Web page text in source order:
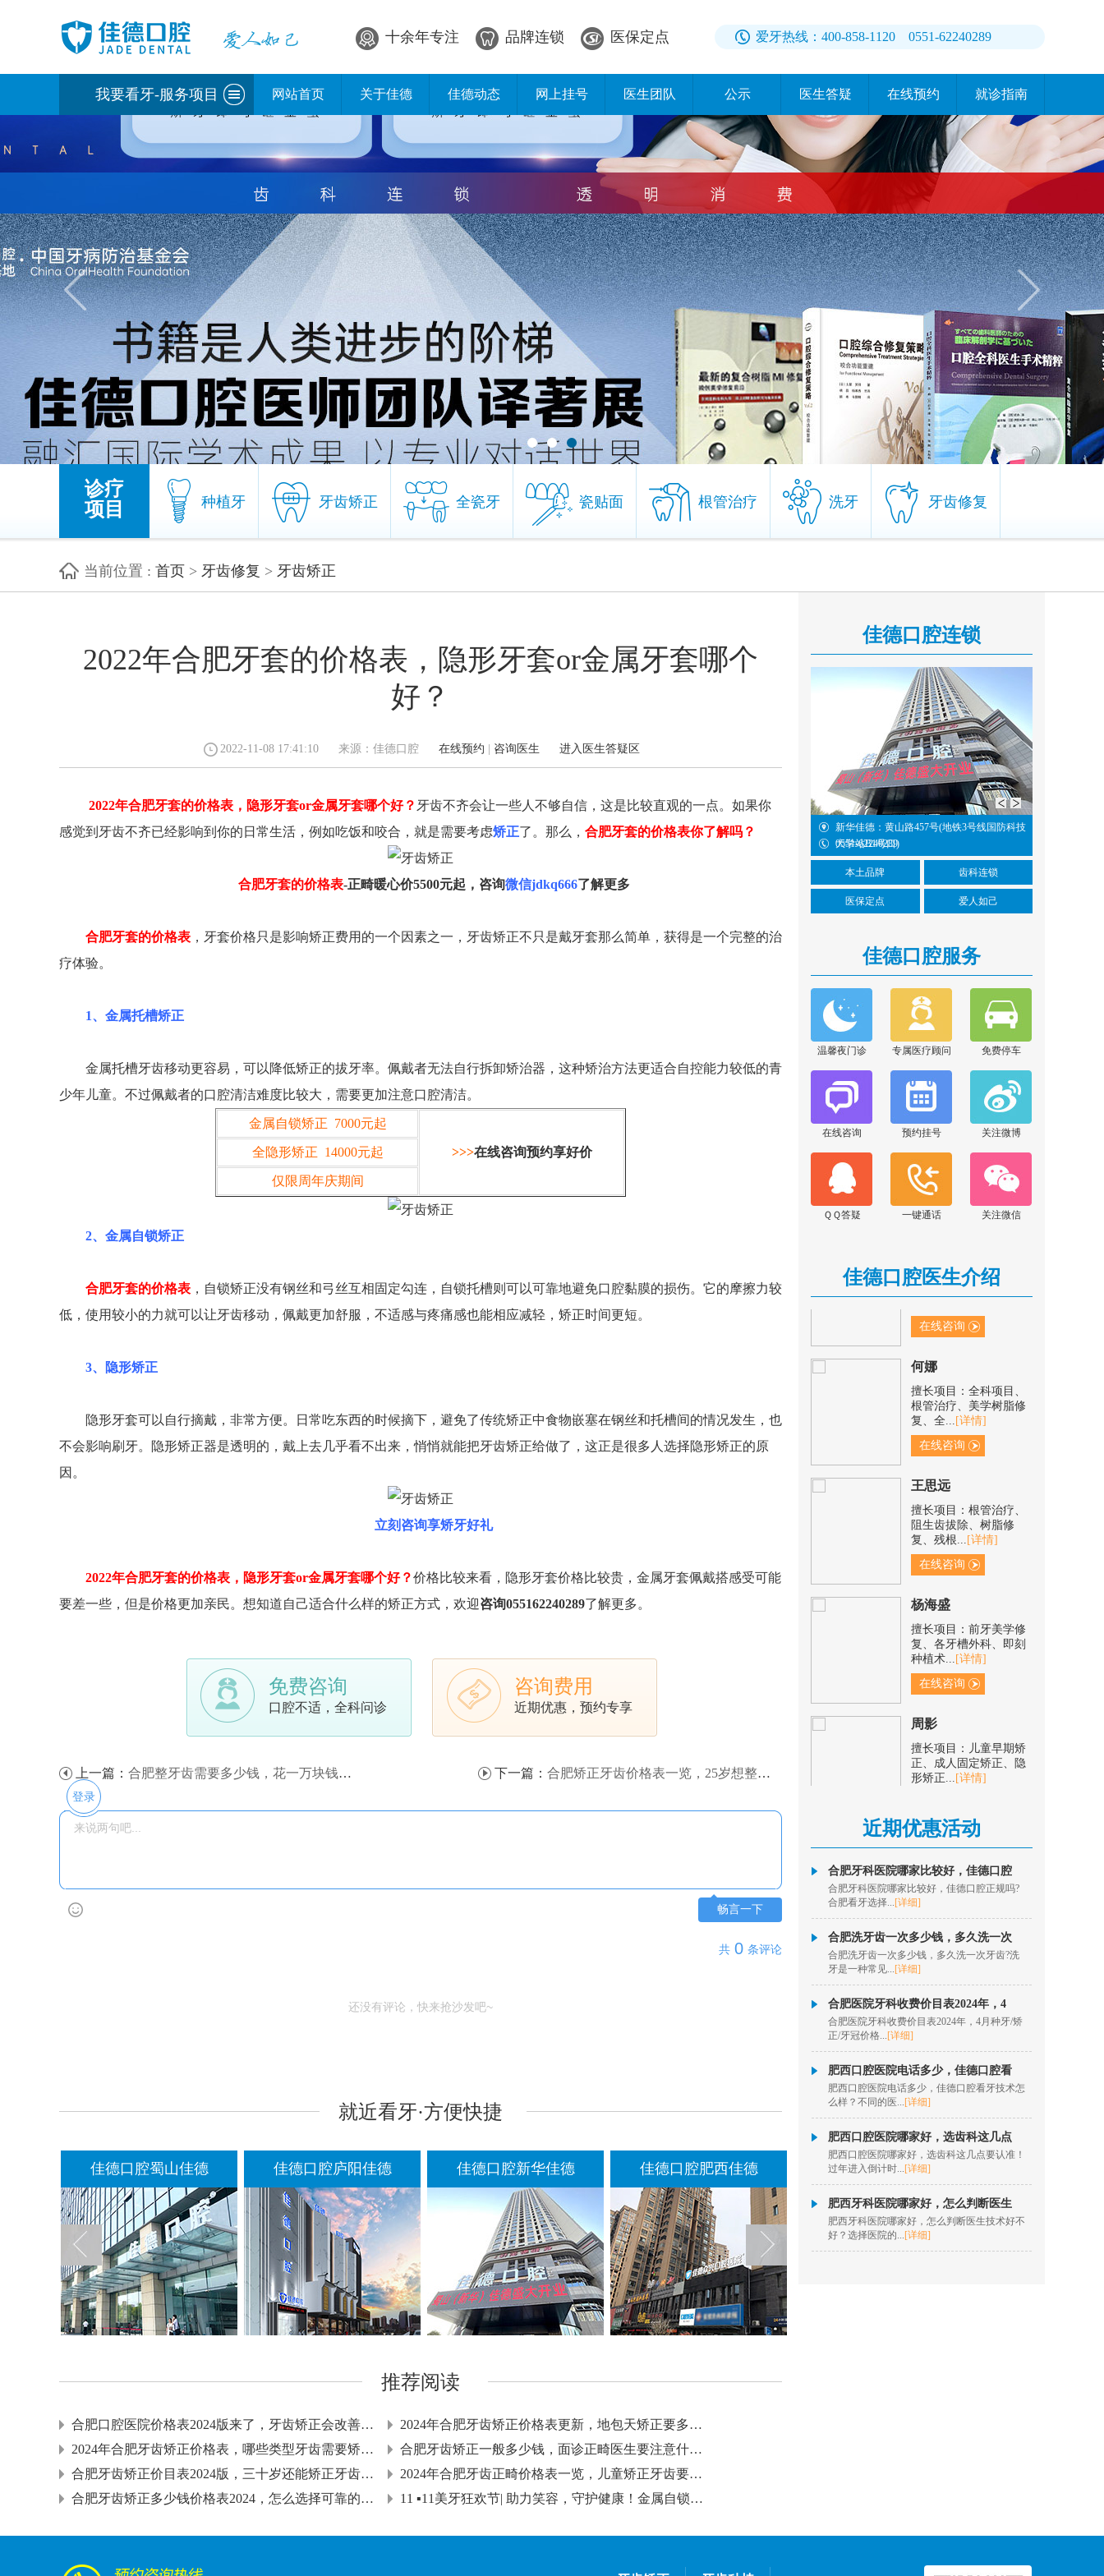
十余年专注 品牌连锁 医保定点 爱牙热线：400-858-1120 0551-62240289
我要看牙-服务项目 网站首页 关于佳德 佳德动态 网上挂号 医生团队 公示 医生答疑 在线预约 就诊指南
诊疗
项目
种植牙
种植牙
牙齿矫正
牙齿矫正
全瓷牙 瓷贴面 根管治疗 洗牙 牙齿修复
当前位置 : 首页 > 牙齿修复 > 牙齿矫正
2022年合肥牙套的价格表，隐形牙套or金属牙套哪个
好？
2022-11-08 17:41:10 来源：佳德口腔 在线预约 咨询医生 进入医生答疑区
2022年合肥牙套的价格表，隐形牙套or金属牙套哪个好？ 牙齿不齐会让一些人不够自信，这是比较直观的一点。如果你
感觉到牙齿不齐已经影响到你的日常生活，例如吃饭和咬合，就是需要考虑矫正了。那么， 合肥牙套的价格表你了解吗？
合肥牙套的价格表-正畸暖心价5500元起，咨询微信jdkq666了解更多
合肥牙套的价格表 ，牙套价格只是影响矫正费用的一个因素之一，牙齿矫正不只是戴牙套那么简单，获得是一个完整的治
疗体验。
1、金属托槽矫正
金属托槽牙齿移动更容易，可以降低矫正的拔牙率。佩戴者无法自行拆卸矫治器，这种矫治方法更适合自控能力较低的青
少年儿童。不过佩戴者的口腔清洁难度比较大，需要更加注意口腔清洁。
金属自锁矫正 7000元起
>>>在线咨询预约享好价
全隐形矫正 14000元起
仅限周年庆期间
2、金属自锁矫正
合肥牙套的价格表 ，自锁矫正没有钢丝和弓丝互相固定勾连，自锁托槽则可以可靠地避免口腔黏膜的损伤。它的摩擦力较
低，使用较小的力就可以让牙齿移动，佩戴更加舒服，不适感与疼痛感也能相应减轻，矫正时间更短。
3、隐形矫正
隐形牙套可以自行摘戴，非常方便。日常吃东西的时候摘下，避免了传统矫正中食物嵌塞在钢丝和托槽间的情况发生，也
不会影响刷牙。隐形矫正器是透明的，戴上去几乎看不出来，悄悄就能把牙齿矫正给做了，这正是很多人选择隐形矫正的原
因。
立刻咨询享矫牙好礼
2022年合肥牙套的价格表，隐形牙套or金属牙套哪个好？价格比较来看，隐形牙套价格比较贵，金属牙套佩戴搭感受可能
要差一些，但是价格更加亲民。想知道自己适合什么样的矫正方式，欢迎咨询055162240289了解更多。
免费咨询
口腔不适，全科问诊
咨询费用
近期优惠，预约专享
上一篇： 合肥整牙齿需要多少钱，花一万块钱整牙，到底值不值？ 下一篇： 合肥矫正牙齿价格表一览，25岁想整牙来得及吗？
登录
畅言一下
共 0 条评论
还没有评论，快来抢沙发吧~
就近看牙·方便快捷
口腔蜀山佳德 佳德口腔庐阳佳德 佳德口腔新华佳德 佳德口腔肥西佳德 佳德口腔阜阳佳德
推荐阅读
合肥口腔医院价格表2024版来了，牙齿矫正会改善脸型吗?
2024年合肥牙齿矫正价格表更新，地包天矫正要多长时间?
2024年合肥牙齿矫正价格表，哪些类型牙齿需要矫正?
合肥牙齿矫正一般多少钱，面诊正畸医生要注意什么?
合肥牙齿矫正价目表2024版，三十岁还能矫正牙齿吗?
2024年合肥牙齿正畸价格表一览，儿童矫正牙齿要注意什么
合肥牙齿矫正多少钱价格表2024，怎么选择可靠的正畸医生
11 ▪11美牙狂欢节| 助力笑容，守护健康！金属自锁矫正700
佳德口腔连锁
望江西路123号（五彩城华润置地1楼）
蒙城北路108号(地铁3号线海棠站C2号口/宜家
肥西佳德：青年北路华邦万派城5-8109
新华佳德：黄山路457号(地铁3号线国防科技
阜阳佳德：人民中路162号(银河大市
本土品牌 齿科连锁
医保定点 爱人如己
佳德口腔服务
温馨夜门诊 专属医疗顾问 免费停车
在线咨询 预约挂号 关注微博
ＱＱ答疑 一键通话 关注微信
佳德口腔医生介绍
胡亚萍
擅长项目：口腔内根管
治疗和残根残冠为特色
的修复...
[详情]
在线咨询
张晓云
擅长项目：显微根管治
疗、前后牙美学修复、
阻生牙...
在线咨询
树脂补牙、冠修复、烂
牙/残...[详情]
擅长项目：全科项目、
根管治疗、美学树脂修
复、全...[详情]
在线咨询
擅长项目：根管治疗、
阻生齿拔除、树脂修
复、残根...[详情]
在线咨询
擅长项目：前牙美学修
复、各牙槽外科、即刻
种植术...[详情]
在线咨询
擅长项目：儿童早期矫
正、成人固定矫正、隐
形矫正... [详情]
在线咨询
杨瑞
擅长项目：口腔内根管
治疗、牙髓牙体治疗、
松动牙... [详情]
在线咨询
秦历
擅长项目：半口、全口
数字化种植、即拔即
种、疑难...[详情]
在线咨询
欧阳昌
擅长项目：数字化隐形
正畸、牙齿美学正畸、
固定矫...[详情]
在线咨询
洪菲
擅长项目：固定矫正、
数字化隐形正畸、儿童
肌功能...
孙燎原
擅长项目：牙齿美学正
近期优惠活动
合肥牙科医院哪家比较好，佳德口腔
合肥牙科医院哪家比较好，佳德口腔正规吗?
合肥看牙选择...[详细]
合肥洗牙齿一次多少钱，多久洗一次
合肥洗牙齿一次多少钱，多久洗一次牙齿?洗
牙是一种常见...[详细]
合肥医院牙科收费价目表2024年，4
合肥医院牙科收费价目表2024年，4月种牙/矫
正/牙冠价格...[详细]
肥西口腔医院电话多少，佳德口腔看
肥西口腔医院电话多少，佳德口腔看牙技术怎
么样？不同的医...[详细]
肥西口腔医院哪家好，选齿科这几点
肥西口腔医院哪家好，选齿科这几点要认准！
过年进入倒计时...[详细]
肥西牙科医院哪家好，怎么判断医生
肥西牙科医院哪家好，怎么判断医生技术好不
好？选择医院的...[详细]